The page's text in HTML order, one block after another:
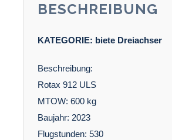
BESCHREIBUNG
KATEGORIE: biete Dreiachser
Beschreibung:
Rotax 912 ULS
MTOW: 600 kg
Baujahr: 2023
Flugstunden: 530